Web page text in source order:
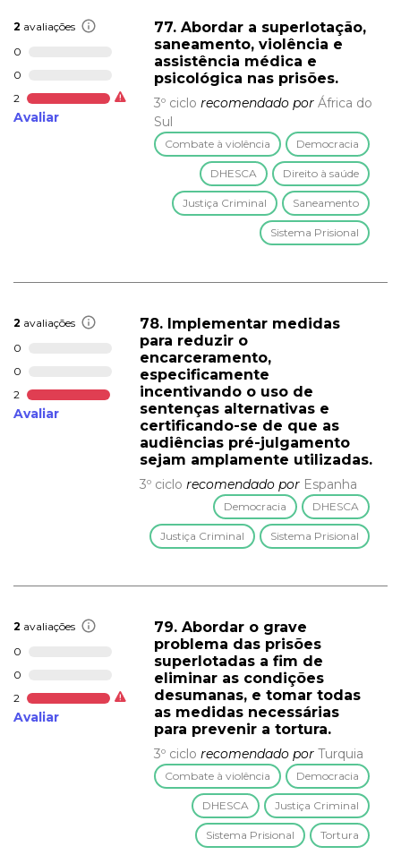
2 avaliações
0
0
2
Avaliar
77. Abordar a superlotação,
saneamento, violência e
assistência médica e
psicológica nas prisões.
3º ciclo recomendado por África do
Sul
Combate à violência Democracia
DHESCA Direito à saúde
Justiça Criminal Saneamento
Sistema Prisional
2 avaliações
0
0
2
Avaliar
78. Implementar medidas
para reduzir o
encarceramento,
especificamente
incentivando o uso de
sentenças alternativas e
certificando-se de que as
audiências pré-julgamento
sejam amplamente utilizadas.
3º ciclo recomendado por Espanha
Democracia DHESCA
Justiça Criminal Sistema Prisional
2 avaliações
0
0
2
Avaliar
79. Abordar o grave
problema das prisões
superlotadas a fim de
eliminar as condições
desumanas, e tomar todas
as medidas necessárias
para prevenir a tortura.
3º ciclo recomendado por Turquia
Combate à violência Democracia
DHESCA Justiça Criminal
Sistema Prisional Tortura